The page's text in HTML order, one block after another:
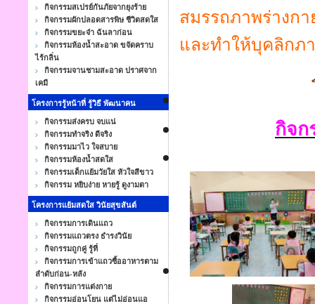
กิจกรรมสเปรย์กันภัยจากยุงร้าย
กิจกรรมผักปลอดสารพิษ ชีวิตสดใส
กิจกรรมขยะจ๋า ฉันลาก่อน
กิจกรรมห้องน้ำสะอาด ขจัดคราบ
ไร้กลิ่น
กิจกรรมจานชามสะอาด ปราศจาก
เคมี
โครงการรู้หน้าที่ รู้วิธี พัฒนาคน
กิจกรรมส่งครบ จบแน่
กิจกรรมทำจริง ดีจริง
กิจกรรมมาไว ใจสบาย
กิจกรรมห้องน้ำสดใส
กิจกรรมเด็กแย้มวัยใส หัวใจสีขาว
กิจกรรม หยิบง่าย หายรู้ ดูงามตา
โครงการแย้มสดใส วินัยสุขสันต์
กิจกรรมการเดินแถว
กิจกรรมแถวตรง ธำรงวินัย
กิจกรรมถูกคู่ รู้ที่
กิจกรรมการเข้าแถวซื้ออาหารตาม
ลำดับก่อน-หลัง
กิจกรรมการแต่งกาย
กิจกรรมอ่อนโยน แต่ไม่อ่อนแอ
สมรรถภาพร่างก
และทำให้บุคลิกภ
กิจก